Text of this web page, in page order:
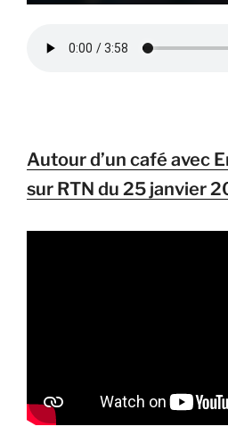
Autour d’un café avec
sur RTN du 25 janvier